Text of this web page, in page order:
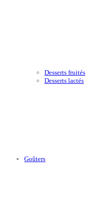
Desserts fruités
Desserts lactés
Goûters